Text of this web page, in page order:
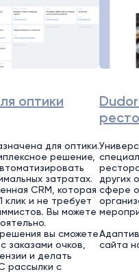
оптики
для оптики.
решение,
затратах.
CRM, которая
клик и не требует
Вы можете
вы сможете
заказами очков,
и делать
рассылки с
других
сфере
сайта